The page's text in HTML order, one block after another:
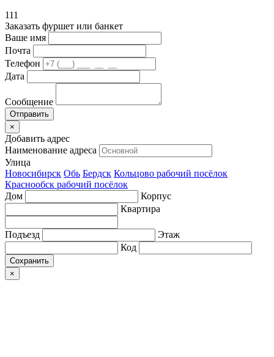
111
Заказать фуршет или банкет
Ваше имя
Почта
Телефон
Дата
Сообщение
×
Добавить адрес
Наименование адреса
Улица
Новосибирск Обь Бердск Кольцово рабочий посёлок
Краснообск рабочий посёлок
Дом
Корпус
Квартира
Подъезд
Этаж
Код
Сохранить
×